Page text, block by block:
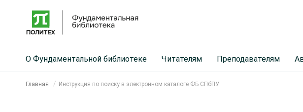
О Фундаментальной библиотеке Читателям Преподавателям
Главная Инструкция по поиску в электронном каталоге ФБ СПбПУ